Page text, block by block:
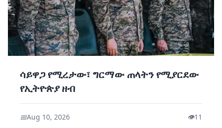
ሳይዋጋ የሚረታው፣ ግርማው ጠላትን የሚያርደው
የኢትዮጵያ ዘብ
📅Aug 10, 2026 👁️11